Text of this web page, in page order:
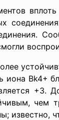
вплоть
Bk4+
+3.
чем
известно,